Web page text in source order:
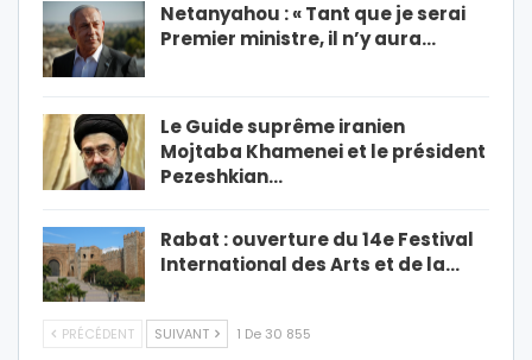
Netanyahou : « Tant que je serai
Premier ministre, il n’y aura…
Le Guide suprême iranien
Mojtaba Khamenei et le président
Pezeshkian…
Rabat : ouverture du 14e Festival
International des Arts et de la…
PRÉCÉDENT SUIVANT 1 De 30 855